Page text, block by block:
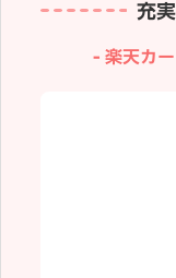
充
楽天カ